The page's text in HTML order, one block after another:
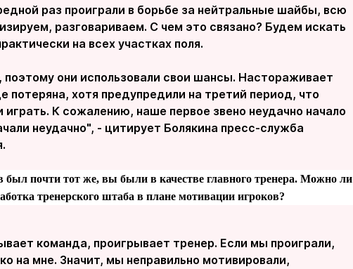
раз проиграли в борьбе за нейтральные шайбы, всю
разговариваем. С чем это связано? Будем искать
на всех участках поля.
поэтому они использовали свои шансы. Настораживает
потеряна, хотя предупредили на третий период, что
К сожалению, наше первое звено неудачно начало
неудачно", - цитирует Болякина пресс-служба
был почти тот же, вы были в качестве главного тренера. Можно ли
тренерского штаба в плане мотивации игроков?
команда, проигрывает тренер. Если мы проиграли,
на мне. Значит, мы неправильно мотивировали,